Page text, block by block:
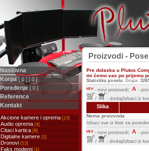
Naslovna
Korpa[ 0 ] [ 0 ]
Poređenje [ 0 ]
Reference
Kontakt
Akcione kamere i oprema [13]
Audio oprema [4]
Citaci kartica [8]
Digitalne kamere [1]
Dronovi [13]
Faks modemi [1]
Proizvodi -
Pre dolaska u Plutos
mi ćemo vas po prijemu
Statistika poseta: Grupa:
- novi proizvodi; -
/
- dodaj/izbaci iz
Slika
Nema proizvoda
Izbaci sve iz liste za
- novi proizvodi; -
/
- dodaj/izbaci iz